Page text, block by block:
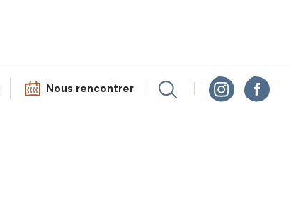
Nous rencontrer